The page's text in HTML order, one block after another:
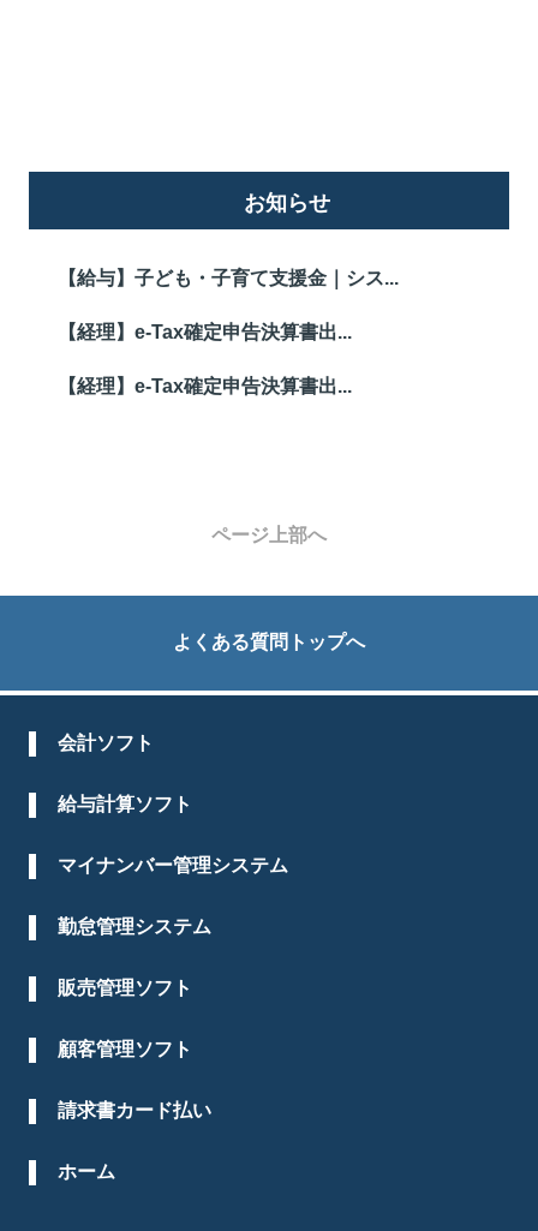
お知らせ
【給与】子ども・子育て支援金｜シス...
【経理】e-Tax確定申告決算書出...
【経理】e-Tax確定申告決算書出...
ページ上部へ
よくある質問トップへ
会計ソフト
給与計算ソフト
マイナンバー管理システム
勤怠管理システム
販売管理ソフト
顧客管理ソフト
請求書カード払い
ホーム